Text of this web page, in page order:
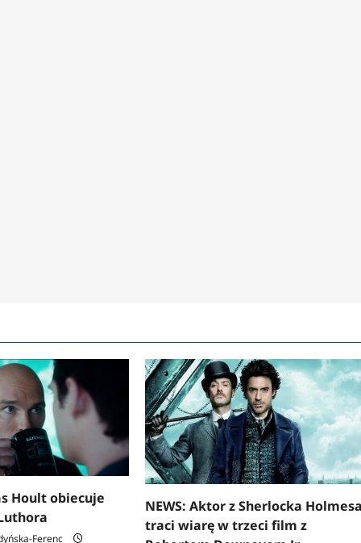
Hoult obiecuje
Ferenc
NEWS: Aktor z Sherlocka
traci wiarę w trzeci film z